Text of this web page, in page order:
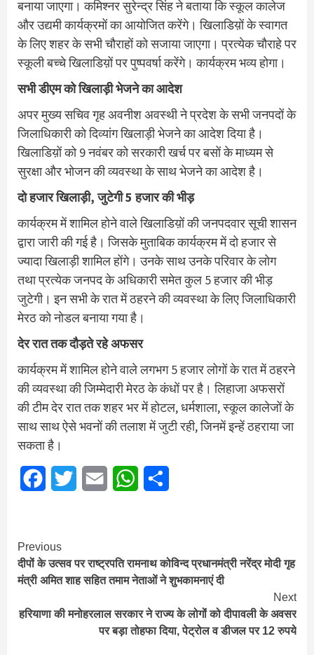
बनाया जाएगा। कमिश्नर सुरेन्द्र सिंह ने बताया कि स्कूल कालेज
और उद्यमी कार्यक्रमों का आयोजित करेंगे। खिलाडिय़ों के स्वागत
के लिए शहर के सभी चौराहों को सजाया जाएगा। प्रत्येक चौराहे पर
स्कूली बच्चे खिलाडिय़ों पर पुष्पवर्षा करेंगे। कार्यक्रम भव्य होगा।
सभी डीएम को खिलाड़ी भेजने का आदेश
अपर मुख्य सचिव गृह अवनीश अवस्थी ने प्रदेश के सभी जनपदों के
जिलाधिकारी को दिव्यांग खिलाड़ी भेजने का आदेश दिया है।
खिलाडिय़ों को 9 नवंबर को सरकारी खर्च पर बसों के माध्यम से
सुरक्षा और भोजन की व्यवस्था के साथ भेजने का आदेश है।
दो हजार खिलाड़ी, जुटेगी 5 हजार की भीड़
कार्यक्रम में शामिल होने वाले खिलाडिय़ों की जनपदवार सूची शासन
द्वारा जारी की गई है। जिसके मुताबिक कार्यक्रम में दो हजार से
ज्यादा खिलाड़ी शामिल होंगे। उनके साथ उनके परिवार के लोग
तथा प्रत्येक जनपद के अधिकारी समेत कुल 5 हजार की भीड़
जुटेगी। इन सभी के रात में ठहरने की व्यवस्था के लिए जिलाधिकारी
मेरठ को नोडल बनाया गया है।
देर रात तक दौड़ते रहे अफसर
कार्यक्रम में शामिल होने वाले लगभग 5 हजार लोगों के रात में ठहरने
की व्यवस्था की जिम्मेदारी मेरठ के कंधों पर है। लिहाजा अफसरों
की टीम देर रात तक शहर भर में होटल, धर्मशाला, स्कूल कालेजों के
साथ साथ ऐसे भवनों की तलाश में जुटी रही, जिनमें इन्हें ठहराया जा
सकता है।
FacebookTwitter Email WhatsApp
Continue
Reading
Previous
दीपों के उत्सव पर राष्ट्रपति रामनाथ कोविन्द प्रधानमंत्री नरेंद्र मोदी गृह
मंत्री अमित शाह सहित तमाम नेताओं ने शुभकामनाएं दी
Next
हरियाणा की मनोहरलाल सरकार ने राज्‍य के लोगोंं को दीपावली के अवसर
पर बड़ा तोहफा दिया, पेट्रोल व डीजल पर 12 रुपये